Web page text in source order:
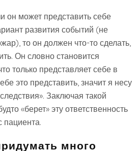
он может представить себе
развития событий (не
то он должен что-то сделать,
Он словно становится
только представляет себе в
это представить, значит я несу
Заключая такой
«берет» эту ответственность
пациента.
много